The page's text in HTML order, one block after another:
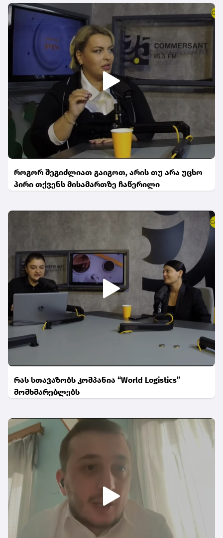
როგორ შეგიძლიათ გაიგოთ, არის თუ არა უცხო
პირი თქვენს მისამართზე ჩაწერილი
რას სთავაზობს კომპანია “World Logistics”
მომხმარებლებს